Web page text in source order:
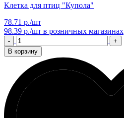
Клетка для птиц "Купола"
78.71 р./шт
98.39 р./шт в розничных магазинах
-
+
В корзину